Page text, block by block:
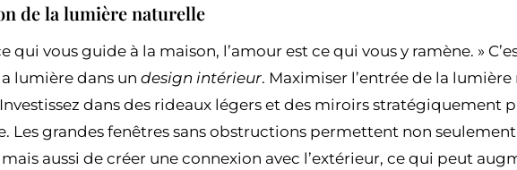
de la lumière naturelle
qui vous guide à la maison, l’amour est ce qui vous y ramène. »
lumière dans un design intérieur. Maximiser l’entrée de la
dans des rideaux légers et des miroirs stratégiquement
Les grandes fenêtres sans obstructions permettent non
aussi de créer une connexion avec l’extérieur, ce qui peut